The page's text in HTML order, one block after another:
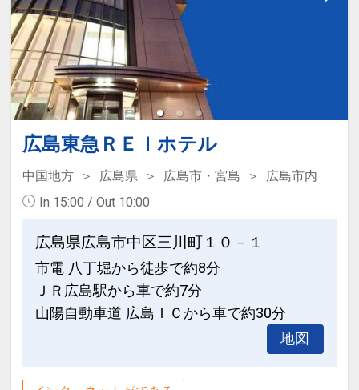
・広島城 … 徒歩約5分
・ひろしま美術館 … 徒歩すぐ
・広島グリーンアリーナ（広島県立総合
体育館）… 徒歩約5分
・縮景園、広島県立美術館 … 徒歩約15
分
・MAZDA Zoom-Zoom スタジアム広島
・広島エディオンスタジアム
… ホテルよりアストラムライン「県庁
徒歩10分
設定期間：2023年4月24日～2027年5月
31日
広島東急ＲＥＩホテル
中国地方 広島県 広島市・宮島
広島市内
In 15:00 / Out 10:00
広島県広島市中区三川町１０－１
市電 八丁堀から徒歩で約8分
ＪＲ広島駅から車で約7分
山陽自動車道 広島ＩＣから車で約30分
地図